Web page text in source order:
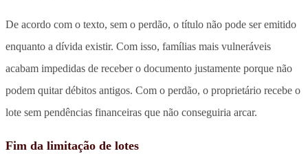
De acordo com o texto, sem o perdão, o título não pode ser emitido
enquanto a dívida existir. Com isso, famílias mais vulneráveis
acabam impedidas de receber o documento justamente porque não
podem quitar débitos antigos. Com o perdão, o proprietário recebe o
lote sem pendências financeiras que não conseguiria arcar.
Fim da limitação de lotes